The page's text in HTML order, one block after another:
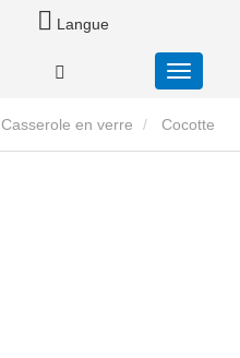
Langue
Casserole en verre Cocotte